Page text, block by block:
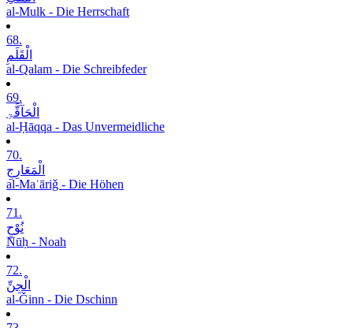
al-Mulk - Die Herrschaft
68.
الْقَلَمِ
al-Qalam - Die Schreibfeder
69.
الْحَآقَّۃِ
al-Ḥāqqa - Das Unvermeidliche
70.
الْمَعَارِجِ
al-Maʿāriǧ - Die Höhen
71.
نُوْحٍ
Nūḥ - Noah
72.
الْجِنِّ
al-Ǧinn - Die Dschinn